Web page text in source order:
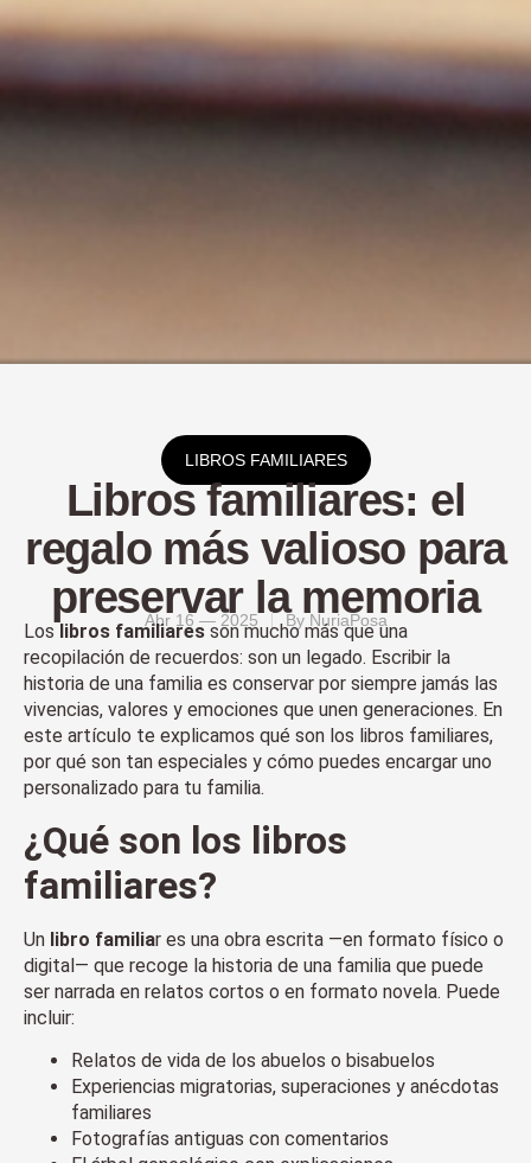
LIBROS FAMILIARES
Libros familiares: el
regalo más valioso para
preservar la memoria
Abr 16 — 2025 ByNuriaPosa
Los libros familiares son mucho más que una
recopilación de recuerdos: son un legado. Escribir la
historia de una familia es conservar por siempre jamás las
vivencias, valores y emociones que unen generaciones. En
este artículo te explicamos qué son los libros familiares,
por qué son tan especiales y cómo puedes encargar uno
personalizado para tu familia.
¿Qué son los libros
familiares?
Un libro familiar es una obra escrita —en formato físico o
digital— que recoge la historia de una familia que puede
ser narrada en relatos cortos o en formato novela. Puede
incluir:
Relatos de vida de los abuelos o bisabuelos
Experiencias migratorias, superaciones y anécdotas
familiares
Fotografías antiguas con comentarios